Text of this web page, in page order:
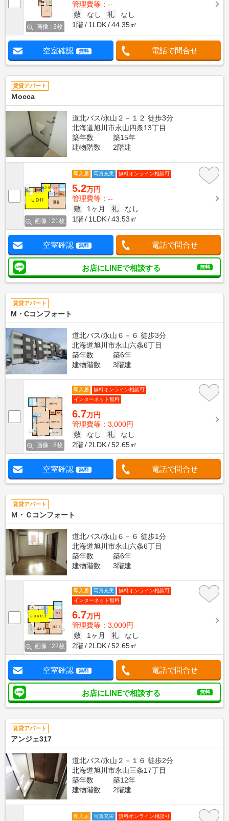
画像 : 3枚
管理費等：--
敷
なし 礼
なし
1階
1LDK 44.35㎡
空室確認 無料 電話で問合せ
賃貸アパート
Ｍocca
道北バス/永山２－１２ 徒歩3分
北海道旭川市永山四条13丁目
築年数
築15年
建物階数
2階建
画像 : 21枚
即入居 写真充実 無料オンライン相談可
5.2万円
管理費等：--
敷
1ヶ月 礼
なし
1階
1LDK 43.53㎡
空室確認 無料 電話で問合せ
お店にLINEで相談する 無料
賃貸アパート
M・Cコンフォート
道北バス/永山６－６ 徒歩3分
北海道旭川市永山六条6丁目
築年数
築6年
建物階数
3階建
画像 : 8枚
即入居
無料オンライン相談可
インターネット無料
6.7万円
管理費等：3,000円
敷
なし 礼
なし
2階
2LDK 52.65㎡
空室確認 無料 電話で問合せ
賃貸アパート
Ｍ・Ｃコンフォート
道北バス/永山６－６ 徒歩1分
北海道旭川市永山六条6丁目
築年数
築6年
建物階数
3階建
画像 : 22枚
即入居 写真充実
無料オンライン相談可
インターネット無料
6.7万円
管理費等：3,000円
敷
1ヶ月 礼
なし
2階
2LDK 52.65㎡
空室確認 無料 電話で問合せ
お店にLINEで相談する 無料
賃貸アパート
アンジェ317
道北バス/永山２－１６ 徒歩2分
北海道旭川市永山三条17丁目
築年数
築12年
建物階数
2階建
即入居 写真充実 無料オンライン相談可